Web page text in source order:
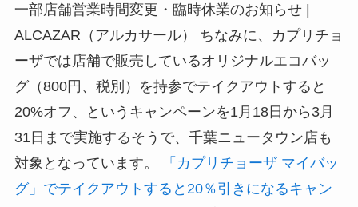
一部店舗営業時間変更・臨時休業のお知らせ |
ALCAZAR（アルカサール） ちなみに、カプリチョ
ーザでは店舗で販売しているオリジナルエコバッ
グ（800円、税別）を持参でテイクアウトすると
20%オフ、というキャンペーンを1月18日から3月
31日まで実施するそうで、千葉ニュータウン店も
対象となっています。
「カプリチョーザ マイバッ
グ」でテイクアウトすると20％引きになるキャン